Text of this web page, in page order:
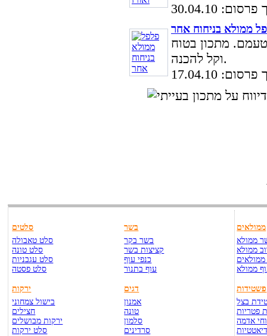
30.04.10
ממולא בניחוח אחר
מתכון בטוח
וקל להכנה.
17.04.10
סלטים
סלט טאבולה
סלט טונה
סלט עגבניות
סלט פסטה
ירקות
בישול צמחוני
חצילים
ירקות מבושלים
סלט ירקות
בשר
בשר בקר
קציצות בשר
כנפי עוף
עוף בתנור
דגים
אמנון
טונה
סלמון
סרדינים
ממולאים
ממולא
ממולא
ממולא
פשטידות
בצל
פטריות
אדמה